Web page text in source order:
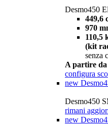
Desmo450
449,6
970
110,5
(kit
senza
A partire da
configura
new
Desmo450
rimani
new